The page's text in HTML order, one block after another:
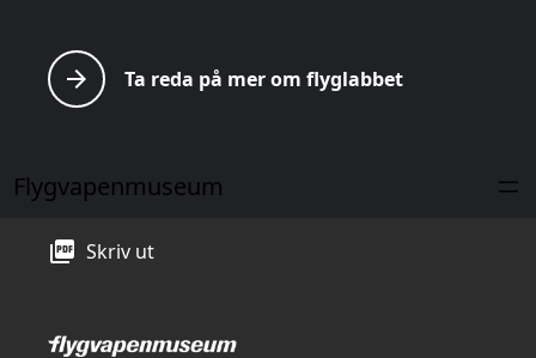
arrow_forward Ta reda på mer om flyglabbet
Flygvapenmuseum
picture_as_pdf Skriv ut